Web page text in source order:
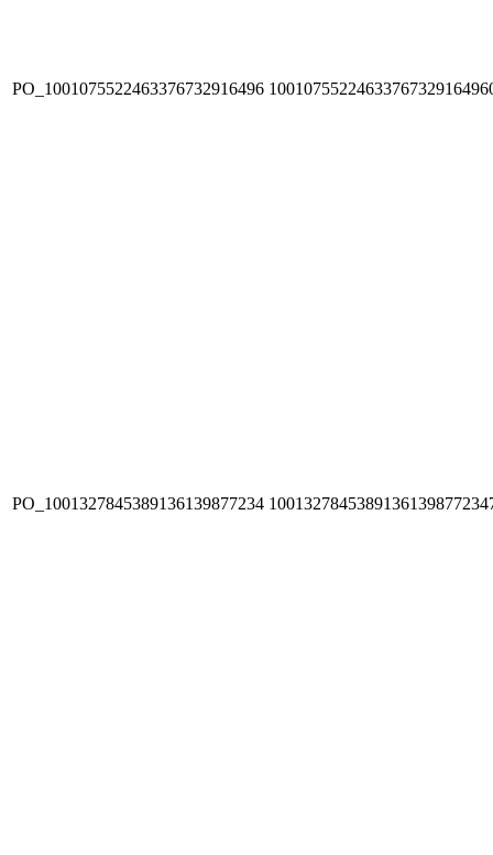
PO_1001075522463376732916496
PO_1001327845389136139877234